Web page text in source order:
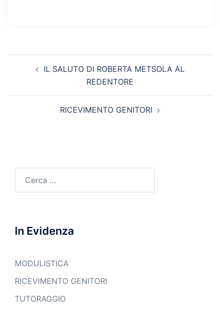
articoloIL SALUTO DI ROBERTA METSOLA AL
REDENTORE
RICEVIMENTO GENITORI
In Evidenza
MODULISTICA
RICEVIMENTO GENITORI
TUTORAGGIO